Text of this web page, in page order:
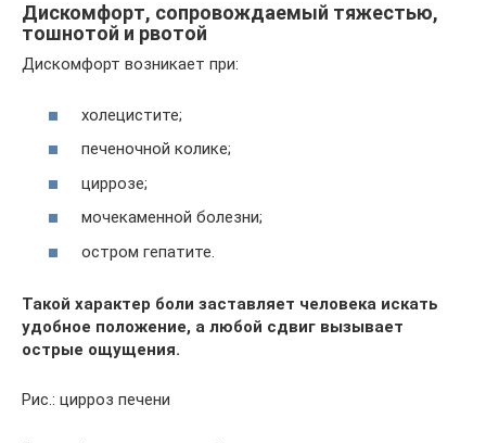
Дискомфорт, сопровождаемый тяжестью,
тошнотой и рвотой
Дискомфорт возникает при:
холецистите;
печеночной колике;
циррозе;
мочекаменной болезни;
остром гепатите.
Такой характер боли заставляет человека искать
удобное положение, а любой сдвиг вызывает
острые ощущения.
Рис.: цирроз печени